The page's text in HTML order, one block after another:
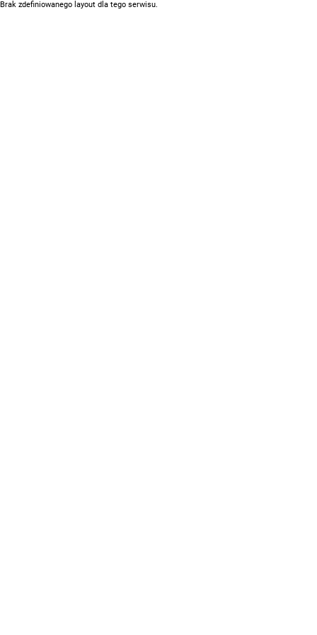
Brak zdefiniowanego layout dla tego serwisu.